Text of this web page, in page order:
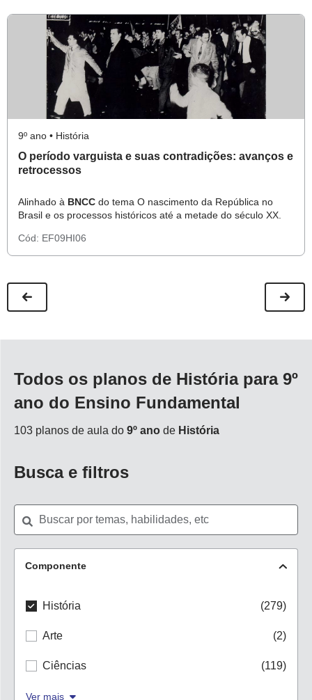
9º ano • História
O período varguista e suas contradições: avanços e
retrocessos
Alinhado à BNCC do tema O nascimento da República no
Brasil e os processos históricos até a metade do século XX.
Cód: EF09HI06
Todos os planos de História para 9º
ano do Ensino Fundamental
103 planos de aula do 9º ano de História
Busca e filtros
Componente
História (279)
Arte (2)
Ciências (119)
Ver mais